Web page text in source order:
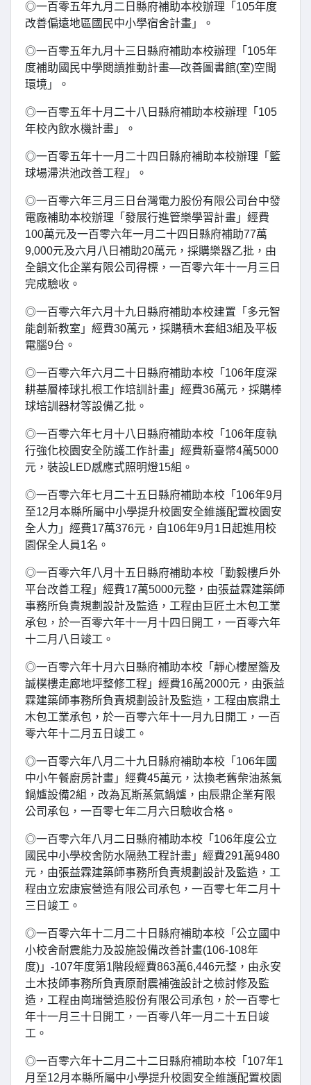
◎一百零五年九月二日縣府補助本校辦理「105年度
改善偏遠地區國民中小學宿舍計畫」。
◎一百零五年九月十三日縣府補助本校辦理「105年
度補助國民中學閱讀推動計畫—改善圖書館(室)空間
環境」。
◎一百零五年十月二十八日縣府補助本校辦理「105
年校內飲水機計畫」。
◎一百零五年十一月二十四日縣府補助本校辦理「籃
球場滯洪池改善工程」。
◎一百零六年三月三日台灣電力股份有限公司台中發
電廠補助本校辦理「發展行進管樂學習計畫」經費
100萬元及一百零六年一月二十四日縣府補助77萬
9,000元及六月八日補助20萬元，採購樂器乙批，由
全韻文化企業有限公司得標，一百零六年十一月三日
完成驗收。
◎一百零六年六月十九日縣府補助本校建置「多元智
能創新教室」經費30萬元，採購積木套組3組及平板
電腦9台。
◎一百零六年六月二十日縣府補助本校「106年度深
耕基層棒球扎根工作培訓計畫」經費36萬元，採購棒
球培訓器材等設備乙批。
◎一百零六年七月十八日縣府補助本校「106年度執
行強化校園安全防護工作計畫」經費新臺幣4萬5000
元，裝設LED感應式照明燈15組。
◎一百零六年七月二十五日縣府補助本校「106年9月
至12月本縣所屬中小學提升校園安全維護配置校園安
全人力」經費17萬376元，自106年9月1日起進用校
園保全人員1名。
◎一百零六年八月十五日縣府補助本校「勤毅樓戶外
平台改善工程」經費17萬5000元整，由張益霖建築師
事務所負責規劃設計及監造，工程由巨匠土木包工業
承包，於一百零六年十一月十四日開工，一百零六年
十二月八日竣工。
◎一百零六年十月六日縣府補助本校「靜心樓屋簷及
誠樸樓走廊地坪整修工程」經費16萬2000元，由張益
霖建築師事務所負責規劃設計及監造，工程由宸鼎土
木包工業承包，於一百零六年十一月九日開工，一百
零六年十二月五日竣工。
◎一百零六年八月二十九日縣府補助本校「106年國
中小午餐廚房計畫」經費45萬元，汰換老舊柴油蒸氣
鍋爐設備2組，改為瓦斯蒸氣鍋爐，由辰鼎企業有限
公司承包，一百零七年二月六日驗收合格。
◎一百零六年八月二日縣府補助本校「106年度公立
國民中小學校舍防水隔熱工程計畫」經費291萬9480
元，由張益霖建築師事務所負責規劃設計及監造，工
程由立宏康宸營造有限公司承包，一百零七年二月十
三日竣工。
◎一百零六年十二月二十日縣府補助本校「公立國中
小校舍耐震能力及設施設備改善計畫(106-108年
度)」-107年度第1階段經費863萬6,446元整，由永安
土木技師事務所負責原耐震補強設計之檢討修及監
造，工程由崗瑞營造股份有限公司承包，於一百零七
年十一月三十日開工，一百零八年一月二十五日竣
工。
◎一百零六年十二月二十二日縣府補助本校「107年1
月至12月本縣所屬中小學提升校園安全維護配置校園